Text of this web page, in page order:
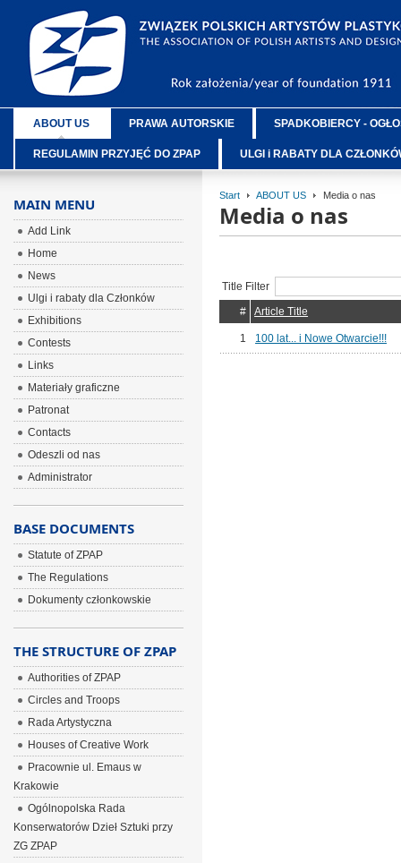
ABOUT US PRAWA AUTORSKIE SPADKOBIERCY -
REGULAMIN PRZYJĘĆ DO ZPAP ULGI i RABATY DLA
Start ABOUT US Media o nas
Media o nas
Title Filter
#
Article Title
1 100 lat... i Nowe Otwarcie!!!
MAIN MENU
Add Link
Home
News
Ulgi i rabaty dla Członków
Exhibitions
Contests
Links
Materiały graficzne
Patronat
Contacts
Odeszli od nas
Administrator
BASE DOCUMENTS
Statute of ZPAP
The Regulations
Dokumenty członkowskie
THE STRUCTURE OF ZPAP
Authorities of ZPAP
Circles and Troops
Rada Artystyczna
Houses of Creative Work
Pracownie ul. Emaus w
Krakowie
Ogólnopolska Rada
Konserwatorów Dzieł Sztuki przy
ZG ZPAP